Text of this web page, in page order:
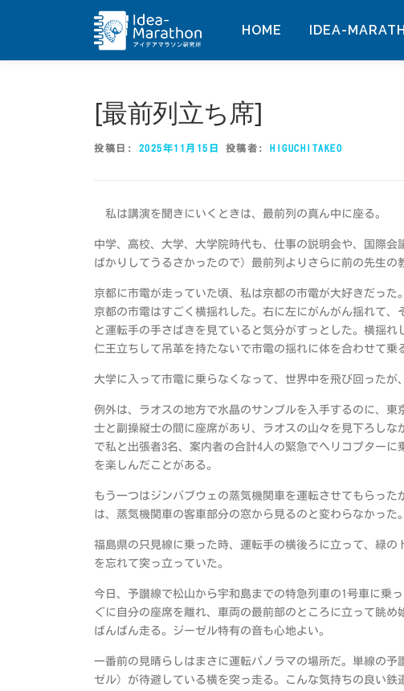
ン
HOME IDEA-
[最前列立ち席]
投稿日: 2025年11月15日 投稿者: HIGUCHITAKEO
私は講演を聞きにいくときは、最前列の真ん中に座る。
中学、高校、大学、大学院時代も、仕事の説明会や、国際
ばかりしてうるさかったので）最前列よりさらに前の先生の
京都に市電が走っていた頃、私は京都の市電が大好きだっ
京都の市電はすごく横揺れした。右に左にがんがん揺れて
と運転手の手さばきを見ていると気分がすっとした。横揺
仁王立ちして吊革を持たないで市電の揺れに体を合わせて乗
大学に入って市電に乗らなくなって、世界中を飛び回ったが
例外は、ラオスの地方で水晶のサンプルを入手するのに、
士と副操縦士の間に座席があり、ラオスの山々を見下ろし
で私と出張者3名、案内者の合計4人の緊急でヘリコプター
を楽しんだことがある。
もう一つはジンバブウェの蒸気機関車を運転させてもらっ
は、蒸気機関車の客車部分の窓から見るのと変わらなかった
福島県の只見線に乗った時、運転手の横後ろに立って、緑
を忘れて突っ立っていた。
今日、予讃線で松山から宇和島までの特急列車の1号車に乗
ぐに自分の座席を離れ、車両の最前部のところに立って眺
ばんばん走る。ジーゼル特有の音も心地よい。
一番前の見晴らしはまさに運転パノラマの場所だ。単線の
ゼル）が待避している横を突っ走る。こんな気持ちの良い